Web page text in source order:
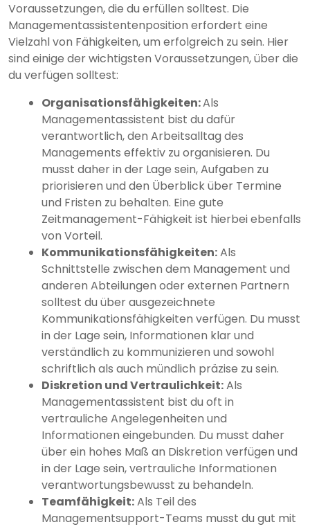
Voraussetzungen, die du erfüllen solltest. Die
Managementassistentenposition erfordert eine
Vielzahl von Fähigkeiten, um erfolgreich zu sein. Hier
sind einige der wichtigsten Voraussetzungen, über die
du verfügen solltest:
Organisationsfähigkeiten:Als
Managementassistent bist du dafür
verantwortlich, den Arbeitsalltag des
Managements effektiv zu organisieren. Du
musst daher in der Lage sein, Aufgaben zu
priorisieren und den Überblick über Termine
und Fristen zu behalten. Eine gute
Zeitmanagement-Fähigkeit ist hierbei ebenfalls
von Vorteil.
Kommunikationsfähigkeiten:Als
Schnittstelle zwischen dem Management und
anderen Abteilungen oder externen Partnern
solltest du über ausgezeichnete
Kommunikationsfähigkeiten verfügen. Du musst
in der Lage sein, Informationen klar und
verständlich zu kommunizieren und sowohl
schriftlich als auch mündlich präzise zu sein.
Diskretion und Vertraulichkeit:Als
Managementassistent bist du oft in
vertrauliche Angelegenheiten und
Informationen eingebunden. Du musst daher
über ein hohes Maß an Diskretion verfügen und
in der Lage sein, vertrauliche Informationen
verantwortungsbewusst zu behandeln.
Teamfähigkeit:Als Teil des
Managementsupport-Teams musst du gut mit